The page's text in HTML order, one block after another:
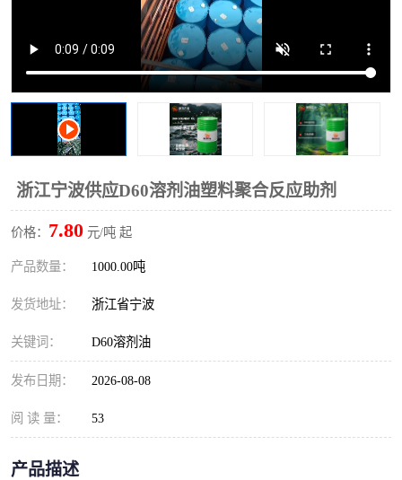
浙江宁波供应D60溶剂油塑料聚合反应助剂
价格： 7.80 元/吨 起
产品数量： 1000.00吨
发货地址： 浙江省宁波
关键词： D60溶剂油
发布日期： 2026-08-08
阅 读 量： 53
产品描述